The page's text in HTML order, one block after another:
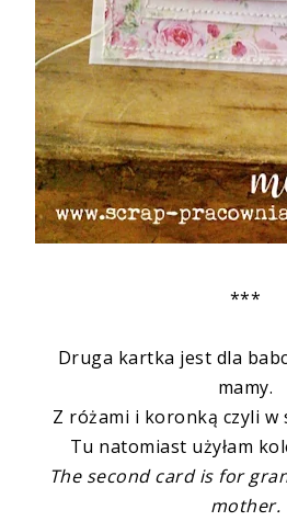
***
Druga kartka jest dla
mamy.
Z różami i koronką czyli w
Tu natomiast użyłam
The second card is for
mother.